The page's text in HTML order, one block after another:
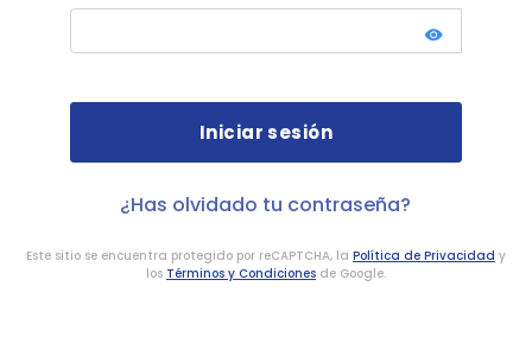
¿Has olvidado tu contraseña?
Este sitio se encuentra protegido por reCAPTCHA, la Política de Privacidad y
los Términos y Condiciones de Google.